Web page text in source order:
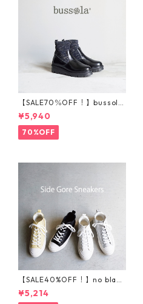
【SALE70％OFF！】bussola
ブソラ ラメショートブー
ツ 925520
¥5,940
70%OFF
【SALE40%OFF！】no bland
サイドゴアハイカットスニ
ーカー T5002
¥5,214